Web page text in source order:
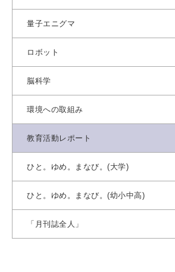
量子エニグマ
ロボット
脳科学
環境への取組み
教育活動レポート
ひと。ゆめ。まなび。(大学)
ひと。ゆめ。まなび。(幼小中高)
「月刊誌全人」